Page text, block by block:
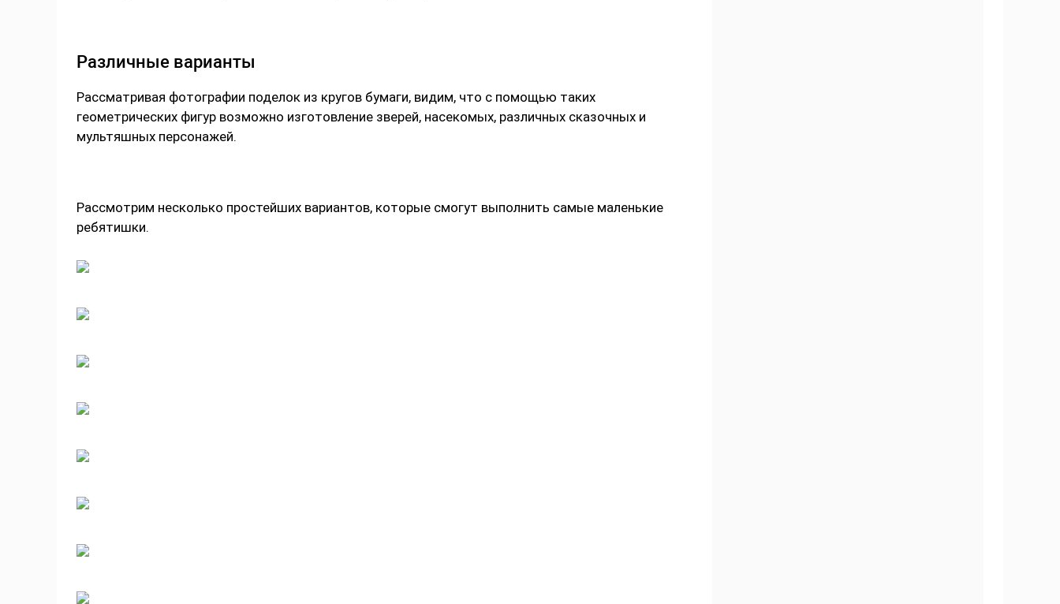
Различные варианты
Рассматривая фотографии поделок из кругов бумаги, видим, что с помощью таких
геометрических фигур возможно изготовление зверей, насекомых, различных сказочных и
мультяшных персонажей.
Рассмотрим несколько простейших вариантов, которые смогут выполнить самые маленькие
ребятишки.